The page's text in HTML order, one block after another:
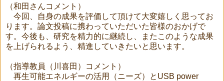
（和田さんコメント）
今回、自身の成果を評価して頂けて大変嬉しく思ってお
ります。論文投稿に携わっていただいた皆様のおかげで
す。今後も、研究を精力的に継続し、またこのような成果
を上げられるよう、精進していきたいと思います。
（指導教員（川喜田）コメント）
再生可能エネルギーの活用（ニーズ）とUSB power